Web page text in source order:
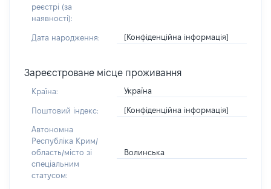
реєстрі (за
наявності):
Дата народження: [Конфіденційна інформація]
Зареєстроване місце проживання
Країна: Україна
Поштовий індекс: [Конфіденційна інформація]
Автономна
Республіка Крим/
область/місто зі
спеціальним
статусом:
Волинська